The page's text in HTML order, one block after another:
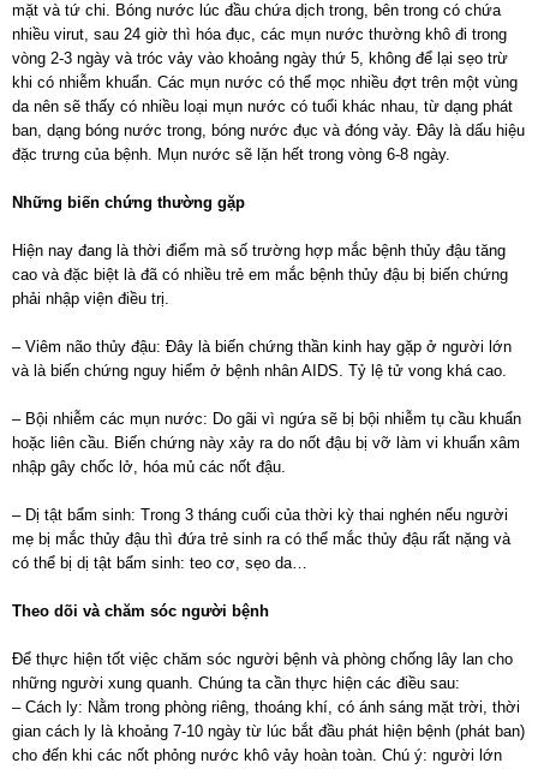
mặt và tứ chi. Bóng nước lúc đầu chứa dịch trong, bên trong có chứa
nhiều virut, sau 24 giờ thì hóa đục, các mụn nước thường khô đi trong
vòng 2-3 ngày và tróc vảy vào khoảng ngày thứ 5, không để lại sẹo trừ
khi có nhiễm khuẩn. Các mụn nước có thể mọc nhiều đợt trên một vùng
da nên sẽ thấy có nhiều loại mụn nước có tuổi khác nhau, từ dạng phát
ban, dạng bóng nước trong, bóng nước đục và đóng vảy. Đây là dấu hiệu
đặc trưng của bệnh. Mụn nước sẽ lặn hết trong vòng 6-8 ngày.
Những biến chứng thường gặp
Hiện nay đang là thời điểm mà số trường hợp mắc bệnh thủy đậu tăng
cao và đặc biệt là đã có nhiều trẻ em mắc bệnh thủy đậu bị biến chứng
phải nhập viện điều trị.
– Viêm não thủy đậu: Đây là biến chứng thần kinh hay gặp ở người lớn
và là biến chứng nguy hiểm ở bệnh nhân AIDS. Tỷ lệ tử vong khá cao.
– Bội nhiễm các mụn nước: Do gãi vì ngứa sẽ bị bội nhiễm tụ cầu khuẩn
hoặc liên cầu. Biến chứng này xảy ra do nốt đậu bị vỡ làm vi khuẩn xâm
nhập gây chốc lở, hóa mủ các nốt đậu.
– Dị tật bẩm sinh: Trong 3 tháng cuối của thời kỳ thai nghén nếu người
mẹ bị mắc thủy đậu thì đứa trẻ sinh ra có thể mắc thủy đậu rất nặng và
có thể bị dị tật bẩm sinh: teo cơ, sẹo da…
Theo dõi và chăm sóc người bệnh
Để thực hiện tốt việc chăm sóc người bệnh và phòng chống lây lan cho
những người xung quanh. Chúng ta cần thực hiện các điều sau:
– Cách ly: Nằm trong phòng riêng, thoáng khí, có ánh sáng mặt trời, thời
gian cách ly là khoảng 7-10 ngày từ lúc bắt đầu phát hiện bệnh (phát ban)
cho đến khi các nốt phỏng nước khô vảy hoàn toàn. Chú ý: người lớn